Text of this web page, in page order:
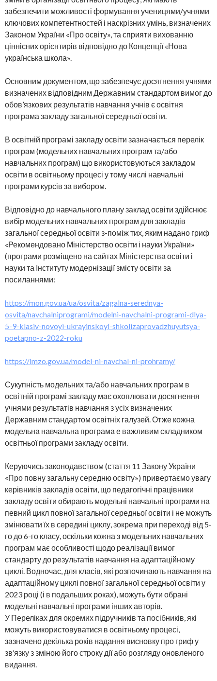
забезпечити можливості формування ученицями/учнями
ключових компетентностей і наскрізних умінь, визначених
Законом України «Про освіту», та сприяти вихованню
ціннісних орієнтирів відповідно до Концепції «Нова
українська школа».
Основним документом, що забезпечує досягнення учнями
визначених відповідним Державним стандартом вимог до
обов’язкових результатів навчання учнів є освітня
програма закладу загальної середньої освіти.
В освітній програмі закладу освіти зазначається перелік
програм (модельних навчальних програм та/або
навчальних програм) що використовуються закладом
освіти в освітньому процесі у тому числі навчальні
програми курсів за вибором.
Відповідно до навчального плану заклад освіти здійснює
вибір модельних навчальних програм для закладів
загальної середньої освіти з-поміж тих, яким надано гриф
«Рекомендовано Міністерство освіти і науки України»
(програми розміщено на сайтах Міністерства освіти і
науки та Інституту модернізації змісту освіти за
посиланнями:
https://mon.gov.ua/ua/osvita/zagalna-serednya-
osvita/navchalniprogrami/modelni-navchalni-programi-dlya-
5-9-klasiv-novoyi-ukrayinskoyi-shkolizaprovadzhuyutsya-
poetapno-z-2022-roku
https://imzo.gov.ua/model-ni-navchal-ni-prohramy/
Сукупність модельних та/або навчальних програм в
освітній програмі закладу має охоплювати досягнення
учнями результатів навчання з усіх визначених
Державним стандартом освітніх галузей. Отже кожна
модельна навчальна програма е важливим складником
освітньої програми закладу освіти.
Керуючись законодавством (стаття 11 Закону України
«Про повну загальну середню освіту») привертаємо увагу
керівників закладів освіти, що педагогічні працівники
закладу освіти обирають модельні навчальні програми на
певний цикл повної загальної середньої освіти і не можуть
змінювати їх в середині циклу, зокрема при переході від 5-
го до 6-го класу, оскільки кожна з модельних навчальних
програм має особливості щодо реалізації вимог
стандарту до результатів навчання на адаптаційному
циклі. Водночас, для класів, які розпочинають навчання на
адаптаційному циклі повної загальної середньої освіти у
2023 році (і в подальших роках), можуть бути обрані
модельні навчальні програми інших авторів.
У Переліках для окремих підручників та посібників, які
можуть використовуватися в освітньому процесі,
зазначено декілька років надання висновку про гриф у
зв’язку з зміною його строку дії або розгляду оновленого
видання.